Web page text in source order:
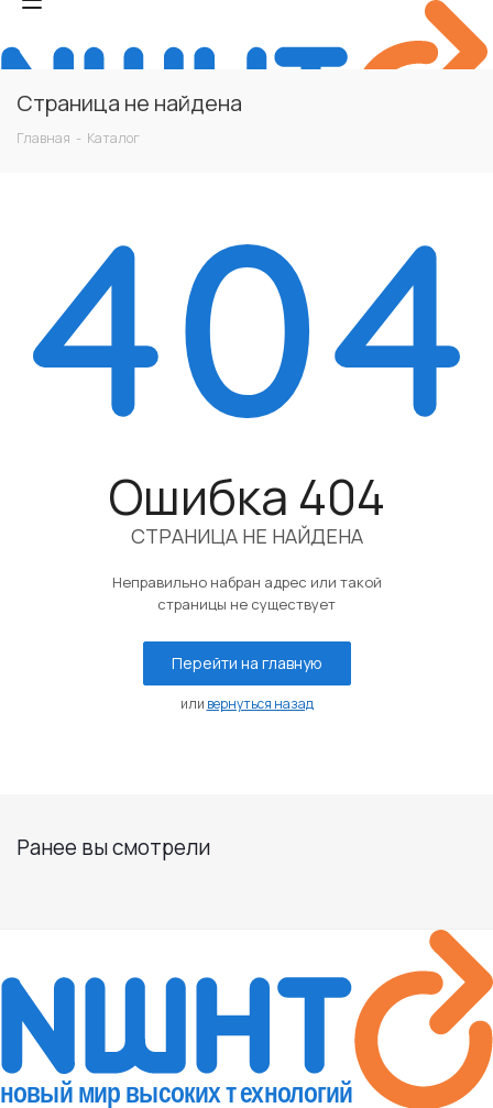
Страница не найдена
Главная - Каталог
Ошибка 404
СТРАНИЦА НЕ НАЙДЕНА
Неправильно набран адрес или такой
страницы не существует
Перейти на главную
или вернуться назад
Ранее вы смотрели